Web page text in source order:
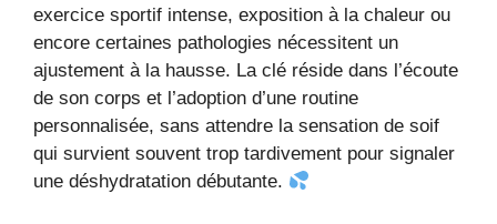
exercice sportif intense, exposition à la chaleur ou
encore certaines pathologies nécessitent un
ajustement à la hausse. La clé réside dans l’écoute
de son corps et l’adoption d’une routine
personnalisée, sans attendre la sensation de soif
qui survient souvent trop tardivement pour signaler
une déshydratation débutante.